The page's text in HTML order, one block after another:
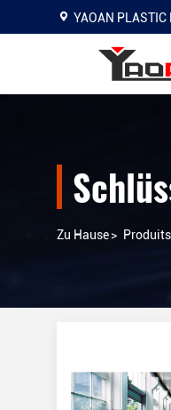
YAOAN PLASTIC
Zu Hause> Produits